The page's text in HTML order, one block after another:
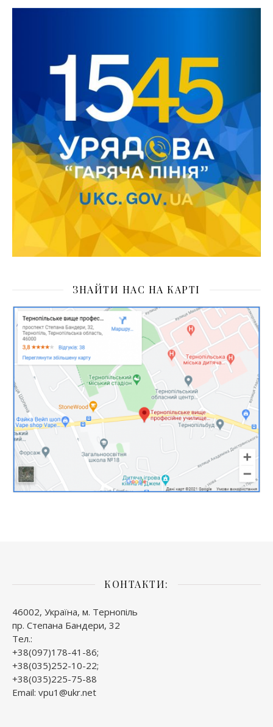
ЗНАЙТИ НАС НА КАРТІ
КОНТАКТИ:
46002, Україна, м. Тернопіль
пр. Степана Бандери, 32
Тел.:
+38(097)178-41-86;
+38(035)252-10-22;
+38(035)225-75-88
Email: vpu1@ukr.net